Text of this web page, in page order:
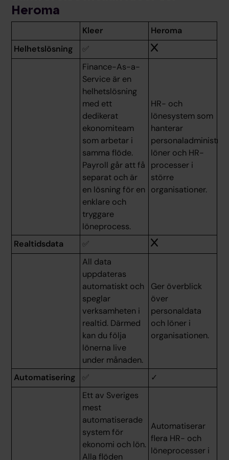
Heroma
Kleer
Heroma
Helhetslösning
✅
Finance-As-a-
Service är en
helhetslösning
med ett
dedikerat
ekonomiteam
som arbetar i
samma flöde.
Payroll går att få
separat och är
en lösning för en
enklare och
tryggare
löneprocess.
HR- och
lönesystem som
hanterar
löner och HR-
processer i
större
organisationer.
Realtidsdata
✅
All data
uppdateras
automatiskt och
speglar
verksamheten i
realtid. Därmed
kan du följa
lönerna live
under månaden.
Ger överblick
över
personaldata
och löner i
organisationen.
Automatisering ✅
✓
Ett av Sveriges
mest
automatiserade
system för
ekonomi och lön.
Alla flöden
Automatiserar
flera HR- och
löneprocesser i